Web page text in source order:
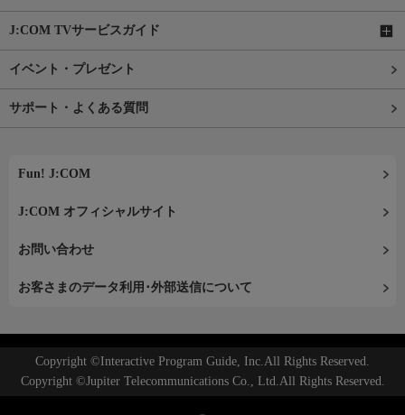
J:COM TVサービスガイド
イベント・プレゼント
サポート・よくある質問
Fun! J:COM
J:COM オフィシャルサイト
お問い合わせ
お客さまのデータ利用･外部送信について
Copyright ©Interactive Program Guide, Inc.All Rights Reserved.
Copyright ©Jupiter Telecommunications Co., Ltd.All Rights Reserved.